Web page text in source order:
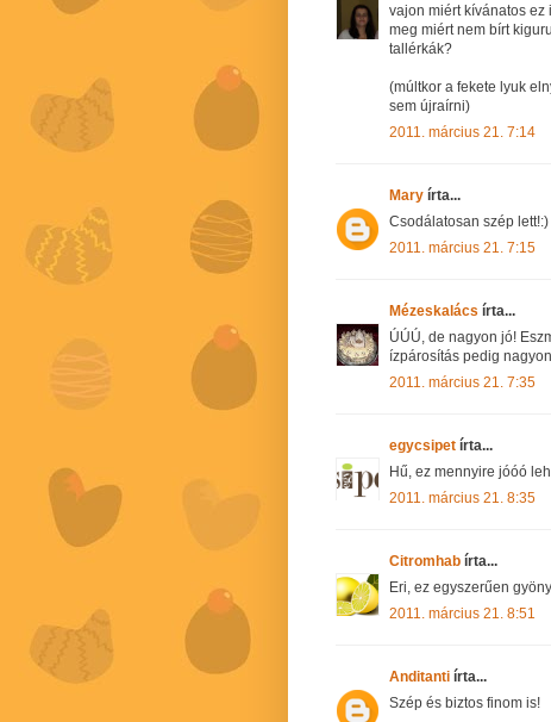
vajon miért kívánatos ez
meg miért nem bírt
tallérkák?
(múltkor a fekete lyuk
sem újraírni)
2011. március 21. 7:14
Mary írta...
Csodálatosan szép lett!:)
2011. március 21. 7:15
Mézeskalács írta...
ÚÚÚ, de nagyon jó!
ízpárosítás pedig
2011. március 21. 7:35
egycsipet írta...
Hű, ez mennyire jóóó
2011. március 21. 8:35
Citromhab írta...
Eri, ez egyszerűen
2011. március 21. 8:51
Anditanti írta...
Szép és biztos finom is!